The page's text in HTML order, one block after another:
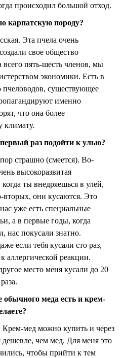
происходил большой отход.
карпатскую породу?
Эта пчела очень
свое общество
всего пять-шесть членов, мы
экономики. Есть в
существующее
именно
что она более
климату.
раз подойти к улью?
страшно (смеется). Во-
высокоразвитая
ты внедряешься в улей,
они кусаются. Это
уже есть специальные
а в первые годы, когда
нас покусали знатно.
если тебя кусали сто раз,
аллергической реакции.
место меня кусали до 20
меда есть и крем-
Крем-мед можно купить и через
дешевле, чем мед. Для меня это
чтобы прийти к тем